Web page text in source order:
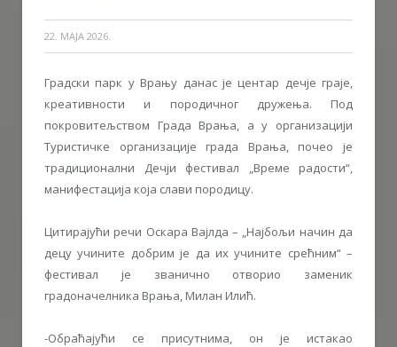
22. МАЈА 2026.
Градски парк у Врању данас је центар дечје граје,
креативности и породичног дружења. Под
покровитељством Града Врања, а у организацији
Туристичке организације града Врања, почео је
традиционални Дечји фестивал „Време радости“,
манифестација која слави породицу.
Цитирајући речи Оскара Вајлда – „Најбољи начин да
децу учините добрим је да их учините срећним“ –
фестивал је званично отворио заменик
градоначелника Врања, Милан Илић.
-Обраћајући се присутнима, он је истакао